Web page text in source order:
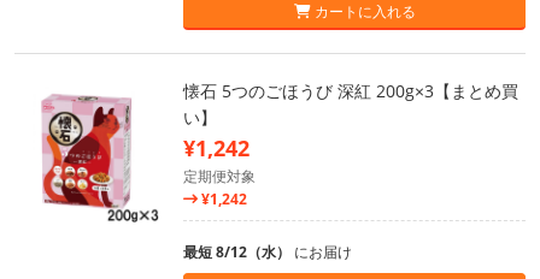
カートに入れる
懐石 5つのごほうび 深紅 200g×3【まとめ買
い】
¥1,242
定期便対象
¥1,242
最短 8/12（水） にお届け